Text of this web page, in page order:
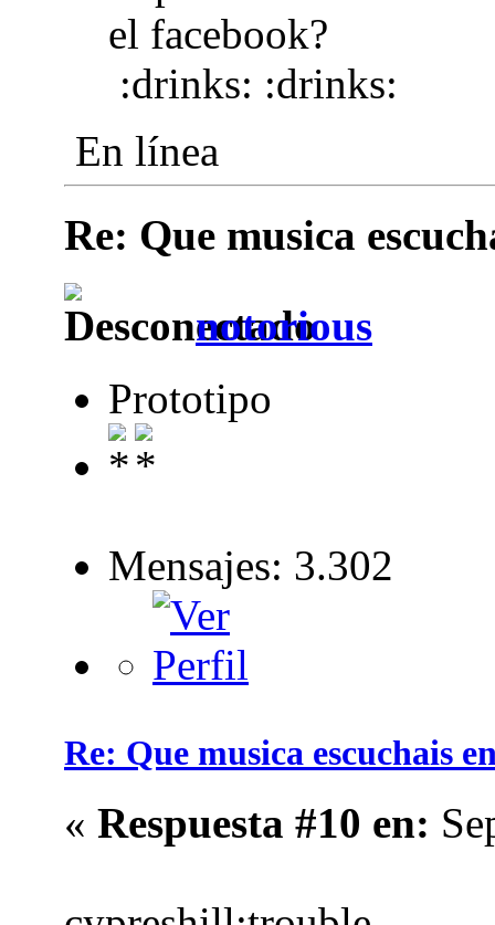
el facebook?
:drinks: :drinks:
En línea
Re: Que musica
notorious
Prototipo
Mensajes: 3.302
Re: Que musica escuchais
« Respuesta #10 en: